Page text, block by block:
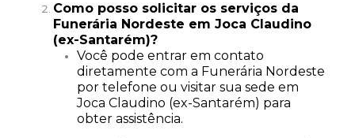
Como posso solicitar os serviços da
Funerária Nordeste em Joca Claudino
(ex-Santarém)?
Você pode entrar em contato
diretamente com a Funerária Nordeste
por telefone ou visitar sua sede em
Joca Claudino (ex-Santarém) para
obter assistência.